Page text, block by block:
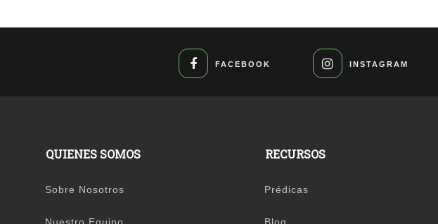
FACEBOOK INSTAGRAM
QUIENES SOMOS
Sobre Nosotros
RECURSOS
Prédicas